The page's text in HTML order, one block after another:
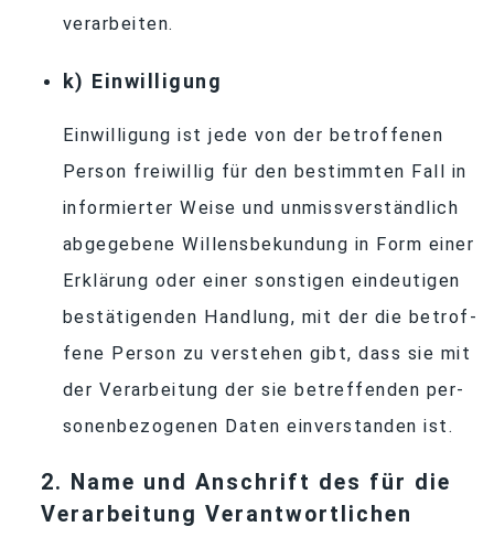
verarbeiten.
k) Ein­wil­li­gung
Ein­wil­li­gung ist jede von der be­trof­fe­nen
Per­son frei­wil­lig für den be­stimm­ten Fall in
in­for­mier­ter Weise und un­miss­ver­ständ­lich
ab­ge­ge­bene Wil­lens­be­kun­dung in Form ei­ner
Er­klä­rung oder ei­ner sons­ti­gen ein­deu­ti­gen
be­stä­ti­gen­den Hand­lung, mit der die be­trof­
fene Per­son zu ver­ste­hen gibt, dass sie mit
der Ver­ar­bei­tung der sie be­tref­fen­den per­
so­nen­be­zo­ge­nen Da­ten ein­ver­stan­den ist.
2. Name und An­schrift des für die
Ver­ar­bei­tung Verantwortlichen